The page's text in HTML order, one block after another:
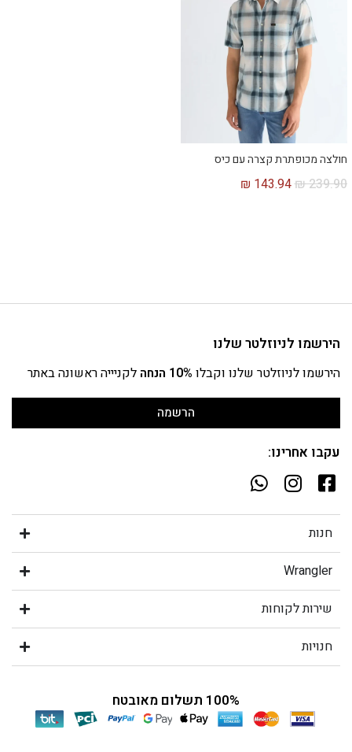
חולצה מכופתרת קצרה עם כיס
₪239.90
₪ 143.94
הירשמו לניוזלטר שלנו
הירשמו לניוזלטר שלנו וקבלו 10% הנחה לקניייה ראשונה באתר
הרשמה
עקבו אחרינו:
חנות
Wrangler
שירות לקוחות
חנויות
100% תשלום מאובטח